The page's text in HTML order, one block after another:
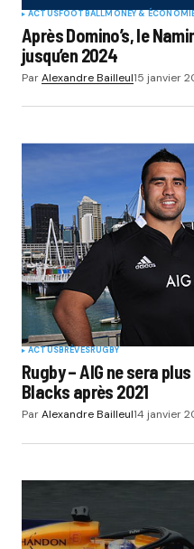
ACTUSFOOTBALLMONEY &
Après Domino’s, le
jusqu’en 2024
ParAlexandre Bailleul15 janvier
ACTUSBRÈVESRUGBY
Rugby – AIG ne sera
Blacks après 2021
ParAlexandre Bailleul14 janvier